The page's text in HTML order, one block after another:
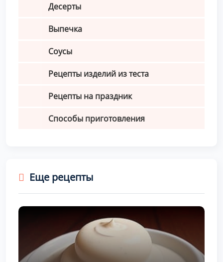
Десерты
Выпечка
Соусы
Рецепты изделий из теста
Рецепты на праздник
Способы приготовления
Еще рецепты